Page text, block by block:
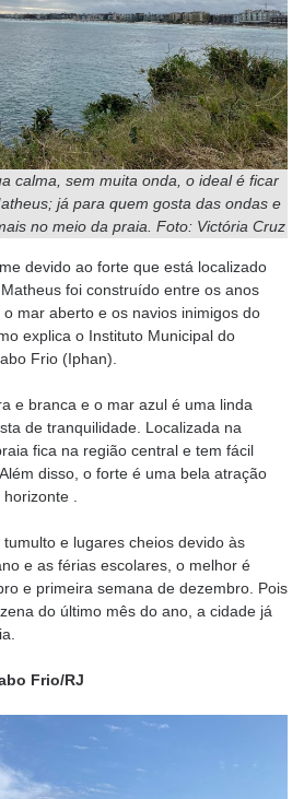
calma, sem muita onda, o ideal é ficar
já para quem gosta das ondas e
no meio da praia. Foto: Victória Cruz
devido ao forte que está localizado
foi construído entre os anos
mar aberto e os navios inimigos do
explica o Instituto Municipal do
Frio (Iphan).
e branca e o mar azul é uma linda
de tranquilidade. Localizada na
fica na região central e tem fácil
disso, o forte é uma bela atração
.
e lugares cheios devido às
e as férias escolares, o melhor é
e primeira semana de dezembro. Pois
do último mês do ano, a cidade já
Frio/RJ